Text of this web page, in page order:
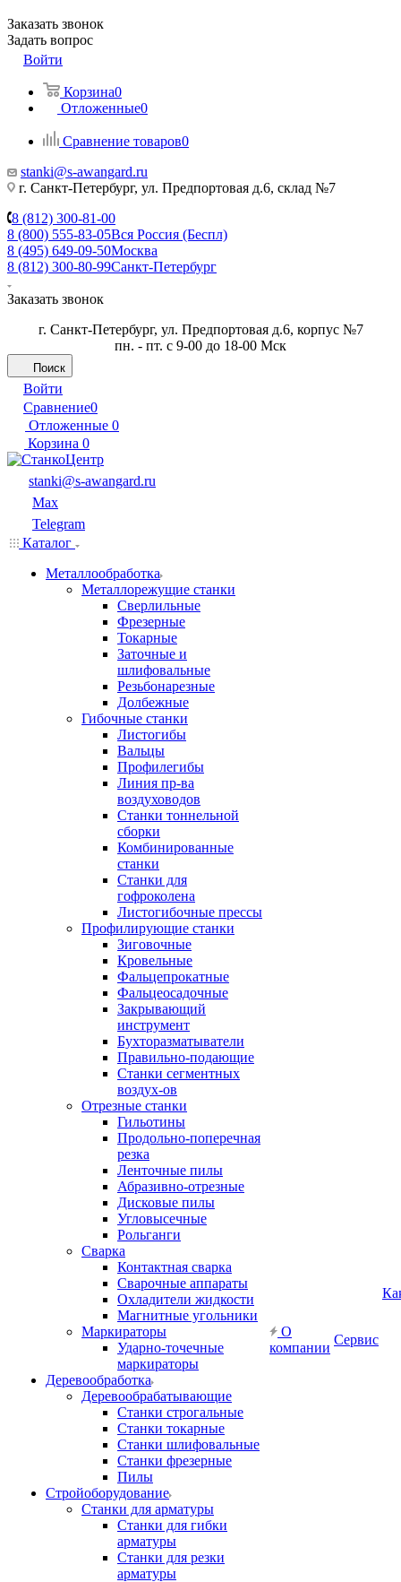
Заказать звонок
Задать вопрос
Войти
Корзина0
Отложенные0
Сравнение товаров0
stanki@s-awangard.ru
г. Санкт-Петербург, ул. Предпортовая д.6, склад №7
8 (812) 300-81-00
8 (800) 555-83-05Вся Россия (Беспл)
8 (495) 649-09-50Москва
8 (812) 300-80-99Санкт-Петербург
Заказать звонок
г. Санкт-Петербург, ул. Предпортовая д.6, корпус №7
пн. - пт. с 9-00 до 18-00 Мск
Поиск
Войти
Сравнение0
Отложенные 0
Корзина 0
stanki@s-awangard.ru
Max
Telegram
Каталог
Металлообработка
Металлорежущие станки
Сверлильные
Фрезерные
Токарные
Заточные и
шлифовальные
Резьбонарезные
Долбежные
Гибочные станки
Листогибы
Вальцы
Профилегибы
Линия пр-ва
воздуховодов
Станки тоннельной
сборки
Комбинированные
станки
Станки для
гофроколена
Листогибочные прессы
Профилирующие станки
Зиговочные
Кровельные
Фальцепрокатные
Фальцеосадочные
Закрывающий
инструмент
Бухторазматыватели
Правильно-подающие
Станки сегментных
воздух-ов
Отрезные станки
Гильотины
Продольно-поперечная
резка
Ленточные пилы
Абразивно-отрезные
Дисковые пилы
Угловысечные
Рольганги
Сварка
Контактная сварка
Сварочные аппараты
Охладители жидкости
Магнитные угольники
Маркираторы
Ударно-точечные
маркираторы
Деревообработка
Деревообрабатывающие
Станки строгальные
Станки токарные
Станки шлифовальные
Станки фрезерные
Пилы
Стройоборудование
Станки для арматуры
Станки для гибки
арматуры
Станки для резки
арматуры
О
компании
Сервис